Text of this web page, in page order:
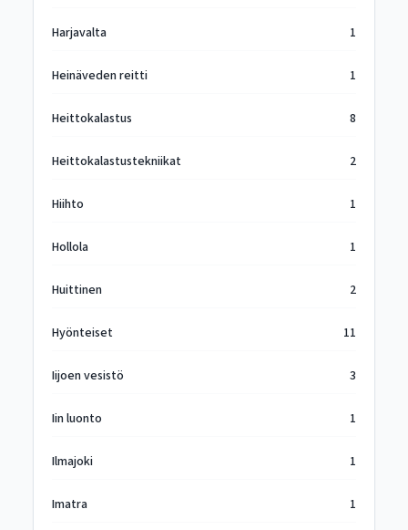
Harjavalta 1
Heinäveden reitti 1
Heittokalastus 8
Heittokalastustekniikat 2
Hiihto 1
Hollola 1
Huittinen 2
Hyönteiset 11
Iijoen vesistö 3
Iin luonto 1
Ilmajoki 1
Imatra 1